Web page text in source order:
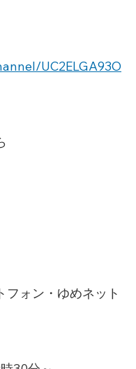
UC2ELGA93O
ォン・ゆめネット